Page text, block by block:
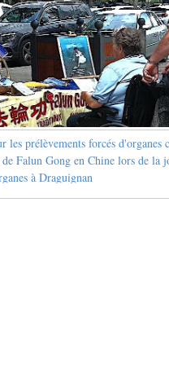
les prélèvements forcés d'organes
Falun Gong en Chine lors de la
à Draguignan